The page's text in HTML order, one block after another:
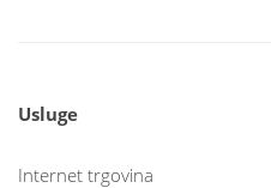
Usluge
Internet trgovina